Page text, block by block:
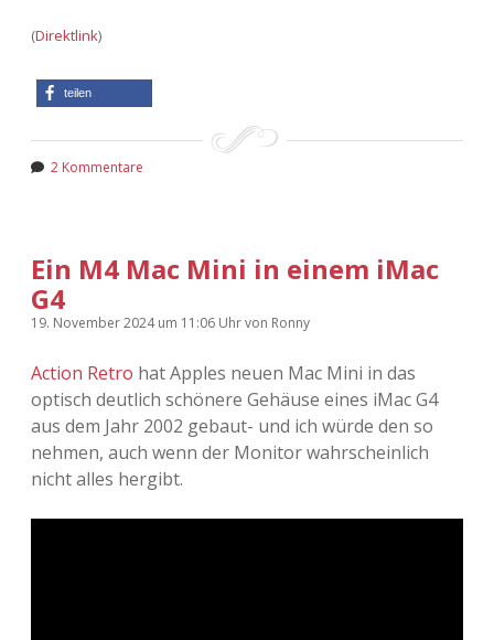
(Direktlink)
teilen
2 Kommentare
Ein M4 Mac Mini in einem iMac
G4
19. November 2024um 11:06 Uhrvon Ronny
Action Retro hat Apples neuen Mac Mini in das
optisch deutlich schönere Gehäuse eines iMac G4
aus dem Jahr 2002 gebaut- und ich würde den so
nehmen, auch wenn der Monitor wahrscheinlich
nicht alles hergibt.